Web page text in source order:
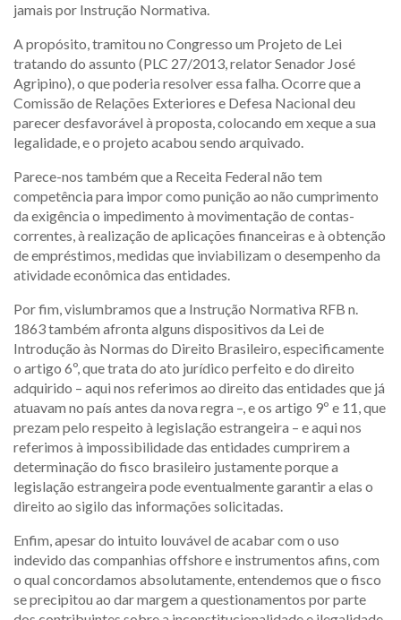
jamais por Instrução Normativa.
A propósito, tramitou no Congresso um Projeto de Lei
tratando do assunto (PLC 27/2013, relator Senador José
Agripino), o que poderia resolver essa falha. Ocorre que a
Comissão de Relações Exteriores e Defesa Nacional deu
parecer desfavorável à proposta, colocando em xeque a sua
legalidade, e o projeto acabou sendo arquivado.
Parece-nos também que a Receita Federal não tem
competência para impor como punição ao não cumprimento
da exigência o impedimento à movimentação de contas-
correntes, à realização de aplicações financeiras e à obtenção
de empréstimos, medidas que inviabilizam o desempenho da
atividade econômica das entidades.
Por fim, vislumbramos que a Instrução Normativa RFB n.
1863 também afronta alguns dispositivos da Lei de
Introdução às Normas do Direito Brasileiro, especificamente
o artigo 6º, que trata do ato jurídico perfeito e do direito
adquirido – aqui nos referimos ao direito das entidades que já
atuavam no país antes da nova regra –, e os artigo 9º e 11, que
prezam pelo respeito à legislação estrangeira – e aqui nos
referimos à impossibilidade das entidades cumprirem a
determinação do fisco brasileiro justamente porque a
legislação estrangeira pode eventualmente garantir a elas o
direito ao sigilo das informações solicitadas.
Enfim, apesar do intuito louvável de acabar com o uso
indevido das companhias offshore e instrumentos afins, com
o qual concordamos absolutamente, entendemos que o fisco
se precipitou ao dar margem a questionamentos por parte